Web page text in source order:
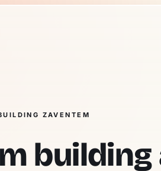
ZAVENTEM
building